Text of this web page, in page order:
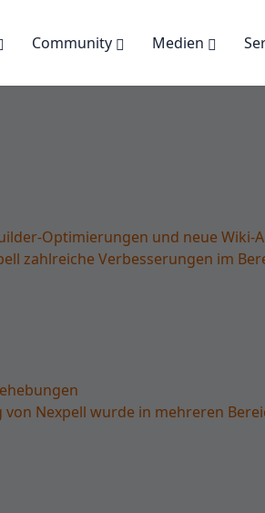
Community Medien
Optimierungen und neue Wiki-
zahlreiche Verbesserungen im
Nexpell wurde in mehreren